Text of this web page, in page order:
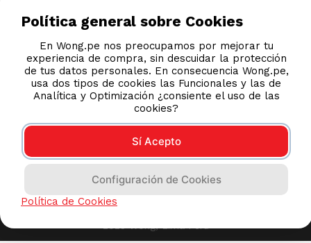
Compras 100% seguras
Esta tienda usa Niubiz para realizar transacciones
Política general sobre Cookies
En Wong.pe nos preocupamos por mejorar tu
experiencia de compra, sin descuidar la protección
de tus datos personales. En consecuencia Wong.pe,
usa dos tipos de cookies las Funcionales y las de
Analítica y Optimización ¿consiente el uso de las
cookies?
Sí Acepto
Configuración de Cookies
Política de Cookies